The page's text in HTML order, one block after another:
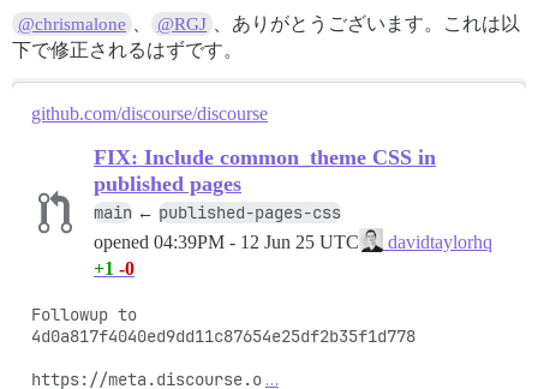
@chrismalone @RGJ
、ありがとうございます。これは以
下で修正されるはずです。
github.com/discourse/discourse
FIX: Include common_theme CSS in
published pages
main ← published-pages-css
opened 04:39PM - 12 Jun 25 UTC
davidtaylorhq
+1 -0
Followup to
4d0a817f4040ed9dd11c87654e25df2b35f1d778
https://meta.discourse.o …